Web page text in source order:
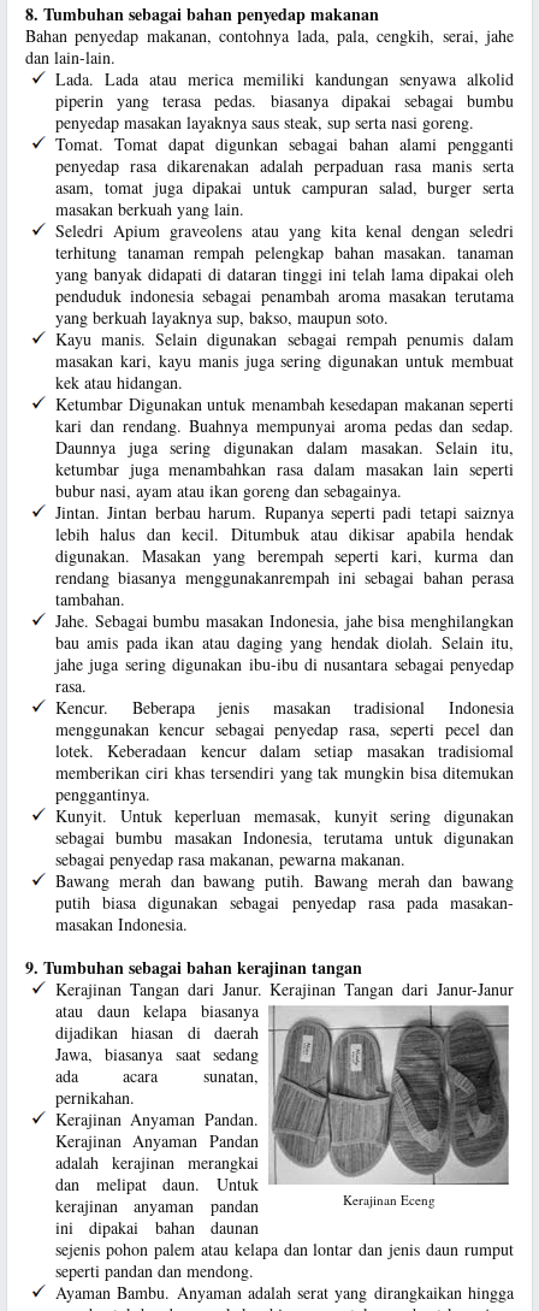
8. Tumbuhan sebagai bahan penyedap makanan
Bahan penyedap makanan, contohnya lada, pala, cengkih, serai, jahe
dan lain-lain.
Lada. Lada atau merica memiliki kandungan senyawa alkolid
piperin yang terasa pedas. biasanya dipakai sebagai bumbu
penyedap masakan layaknya saus steak, sup serta nasi goreng.
Tomat. Tomat dapat digunkan sebagai bahan alami pengganti
penyedap rasa dikarenakan adalah perpaduan rasa manis serta
asam, tomat juga dipakai untuk campuran salad, burger serta
masakan berkuah yang lain.
Seledri Apium graveolens atau yang kita kenal dengan seledri
terhitung tanaman rempah pelengkap bahan masakan. tanaman
yang banyak didapati di dataran tinggi ini telah lama dipakai oleh
penduduk indonesia sebagai penambah aroma masakan terutama
yang berkuah layaknya sup, bakso, maupun soto.
Kayu manis. Selain digunakan sebagai rempah penumis dalam
masakan kari, kayu manis juga sering digunakan untuk membuat
kek atau hidangan.
Ketumbar Digunakan untuk menambah kesedapan makanan seperti
kari dan rendang. Buahnya mempunyai aroma pedas dan sedap.
Daunnya juga sering digunakan dalam masakan. Selain itu,
ketumbar juga menambahkan rasa dalam masakan lain seperti
bubur nasi, ayam atau ikan goreng dan sebagainya.
Jintan. Jintan berbau harum. Rupanya seperti padi tetapi saiznya
lebih halus dan kecil. Ditumbuk atau dikisar apabila hendak
digunakan. Masakan yang berempah seperti kari, kurma dan
rendang biasanya menggunakanrempah ini sebagai bahan perasa
tambahan.
Jahe. Sebagai bumbu masakan Indonesia, jahe bisa menghilangkan
bau amis pada ikan atau daging yang hendak diolah. Selain itu,
jahe juga sering digunakan ibu-ibu di nusantara sebagai penyedap
rasa.
Kencur. Beberapa jenis masakan tradisional Indonesia
menggunakan kencur sebagai penyedap rasa, seperti pecel dan
lotek. Keberadaan kencur dalam setiap masakan tradisiomal
memberikan ciri khas tersendiri yang tak mungkin bisa ditemukan
penggantinya.
Kunyit. Untuk keperluan memasak, kunyit sering digunakan
sebagai bumbu masakan Indonesia, terutama untuk digunakan
sebagai penyedap rasa makanan, pewarna makanan.
Bawang merah dan bawang putih. Bawang merah dan bawang
putih biasa digunakan sebagai penyedap rasa pada masakan-
masakan Indonesia.
9. Tumbuhan sebagai bahan kerajinan tangan
Kerajinan Tangan dari Janur. Kerajinan Tangan dari Janur-Janur
atau daun kelapa biasanya
Kerajinan Eceng
dijadikan hiasan di daerah
Jawa, biasanya saat sedang
ada acara sunatan,
pernikahan.
Kerajinan Anyaman Pandan.
Kerajinan Anyaman Pandan
adalah kerajinan merangkai
dan melipat daun. Untuk
kerajinan anyaman pandan
ini dipakai bahan daunan
sejenis pohon palem atau kelapa dan lontar dan jenis daun rumput
seperti pandan dan mendong.
Ayaman Bambu. Anyaman adalah serat yang dirangkaikan hingga